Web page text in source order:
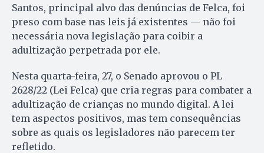
Santos, principal alvo das denúncias de Felca, foi
preso com base nas leis já existentes — não foi
necessária nova legislação para coibir a
adultização perpetrada por ele.
Nesta quarta-feira, 27, o Senado aprovou o PL
2628/22 (Lei Felca) que cria regras para combater a
adultização de crianças no mundo digital. A lei
tem aspectos positivos, mas tem consequências
sobre as quais os legisladores não parecem ter
refletido.